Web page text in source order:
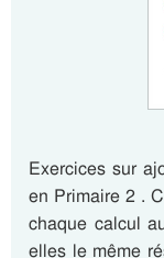
Exercices sur
en Primaire 2 .
chaque calcul
elles le même